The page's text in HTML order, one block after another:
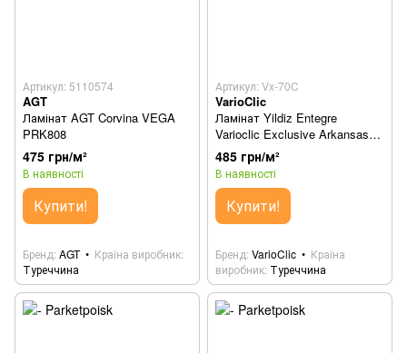
Артикул: 5110574
AGT
Ламінат AGT Corvina VEGA
PRK808
475 грн/м²
В наявності
Купити!
Бренд AGT
Країна виробник
Туреччина
Артикул: Vx-70C
VarioClic
Ламінат Yildiz Entegre
Varioclic Exclusive Arkansas
Vx-70C
485 грн/м²
В наявності
Купити!
Бренд VarioClic
Країна
виробник Туреччина